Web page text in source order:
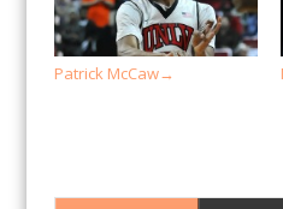
Patrick McCaw→